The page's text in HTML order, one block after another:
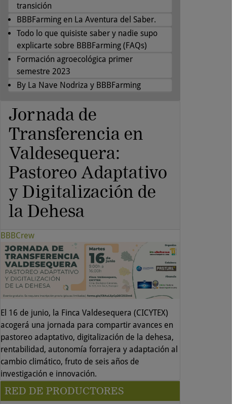
transición
BBBFarming en La Aventura del Saber.
Todo lo que quisiste saber y nadie supo
explicarte sobre BBBFarming (FAQs)
Formación agroecológica primer
semestre 2023
By La Nave Nodriza y BBBFarming
Jornada de
Transferencia en
Valdesequera:
Pastoreo Adaptativo
y Digitalización de
la Dehesa
BBBCrew
El 16 de junio, la Finca Valdesequera (CICYTEX)
acogerá una jornada para compartir avances en
pastoreo adaptativo, digitalización de la dehesa,
rentabilidad, autonomía forrajera y adaptación al
cambio climático, fruto de seis años de
investigación e innovación.
RED DE PRODUCTORES